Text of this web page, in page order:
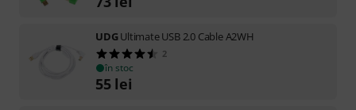
UDGUltimate USB 2.0 Cable A2WH
2
în stoc
55 lei